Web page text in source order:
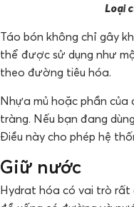
Loại
Táo bón không chỉ gây
thể được sử dụng như
theo đường tiêu hóa.
Nhựa mủ hoặc phần
tràng. Nếu bạn đang
Điều này cho phép hệ
Giữ nước
Hydrat hóa có vai trò